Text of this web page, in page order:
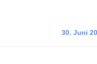
30. Juni